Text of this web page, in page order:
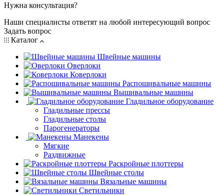
Нужна консультация?
Наши специалисты ответят на любой интересующий вопрос
Задать вопрос
Каталог
Швейные машины
Оверлоки
Коверлоки
Распошивальные машины
Вышивальные машины
Гладильное оборудование
Гладильные прессы
Гладильные столы
Парогенераторы
Манекены
Мягкие
Раздвижные
Раскройные плоттеры
Швейные столы
Вязальные машины
Светильники